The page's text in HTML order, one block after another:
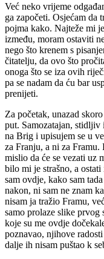
Već neko vrijeme
ga započeti. Osjećam da
pojma kako. Najteže mi
između, moram ostaviti
nego što krenem s
čitatelju, da ovo što
onoga što se iza ovih
pa se nadam da ću bar
prenijeti.
Za početak, unazad
put. Samozatajan,
na Brig i upisujem se u
za Franju, a ni za
mislio da će se vezati uz
bilo mi je strašno, a
sam ovdje, kako sam
nakon, ni sam ne znam
nisam ja tražio Framu,
samo prolaze slike prvog
koje su me ovdje
poznavao, njihove
dalje ih nisam puštao k